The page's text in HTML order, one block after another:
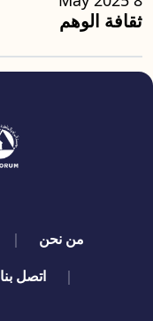
ثقافة الوهم
quick links
من نحن
اتصل بنا